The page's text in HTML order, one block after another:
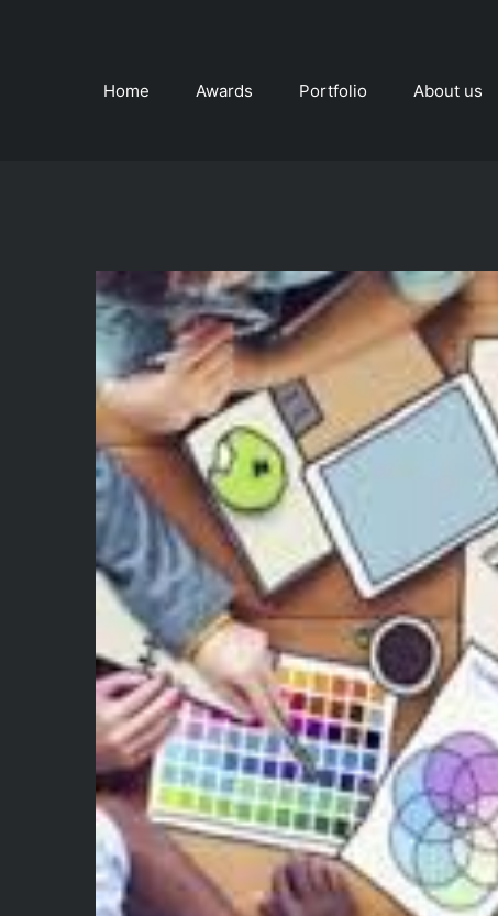
Home Awards Portfolio About us
View
Larger
Image